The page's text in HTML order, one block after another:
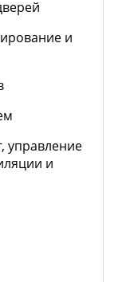
и
управление
и